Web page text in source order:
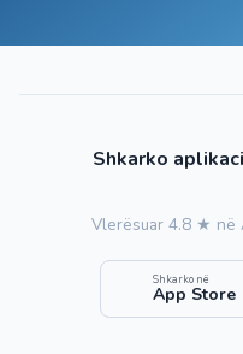
Shkarko
Vlerësuar 4.8 ★ në
Shkarko në
App Store